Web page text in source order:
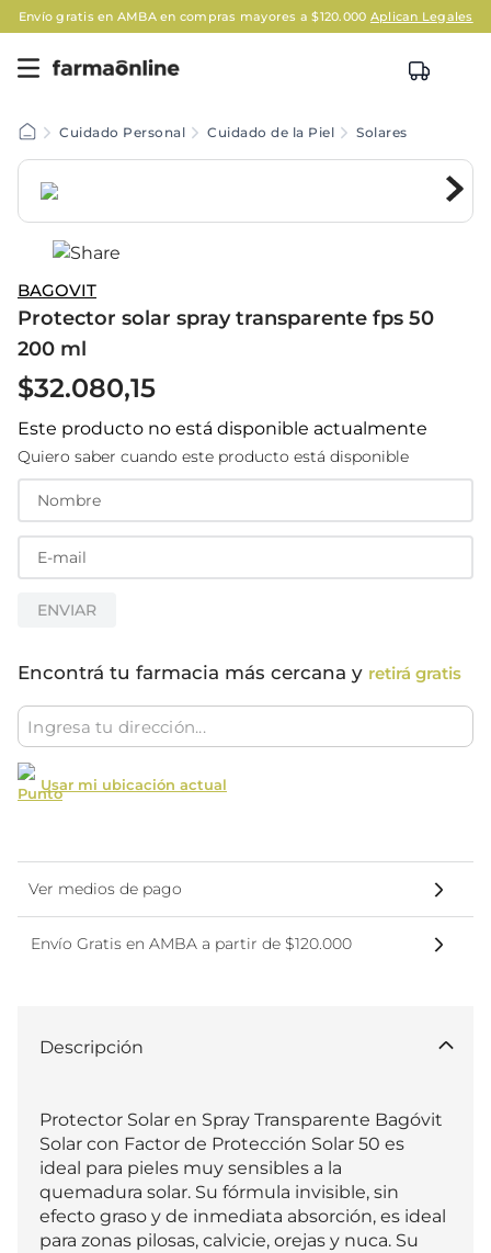
gratis en AMBA en compras mayores a $120.000Aplican Legales
Cuidado Personal Cuidado de la Piel Solares
BAGOVIT
Protector solar spray transparente fps 50
200 ml
$32.080,15
Este producto no está disponible actualmente
Quiero saber cuando este producto está disponible
ENVIAR
Encontrá tu farmacia más cercana y retirá gratis
Usar mi ubicación actual
Ver medios de pago
Envío Gratis en AMBA a partir de $120.000
Descripción
Protector Solar en Spray Transparente Bagóvit
Solar con Factor de Protección Solar 50 es
ideal para pieles muy sensibles a la
quemadura solar. Su fórmula invisible, sin
efecto graso y de inmediata absorción, es ideal
para zonas pilosas, calvicie, orejas y nuca. Su